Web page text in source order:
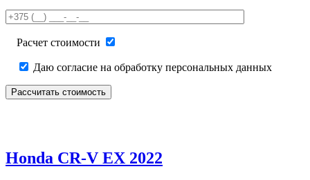
field
empty.
Расчет стоимости
Даю согласие на обработку персональных данных
Honda CR-V EX 2022